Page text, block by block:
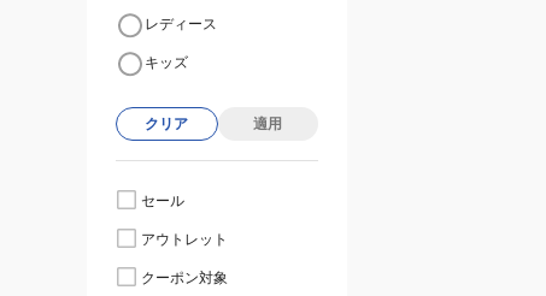
レディース
キッズ
クリア 適用
セール
アウトレット
クーポン対象